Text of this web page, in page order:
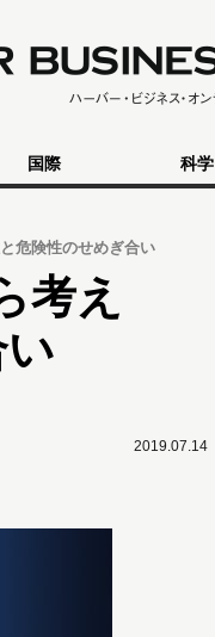
国際 科学
危険性のせめぎ合い
考え
2019.07.14